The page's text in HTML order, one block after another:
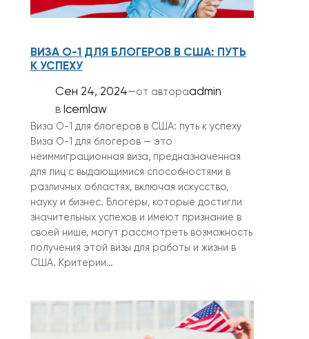
ВИЗА O-1 ДЛЯ БЛОГЕРОВ В США: ПУТЬ
К УСПЕХУ
Сен 24, 2024—от автораadmin
в Icemlaw
Виза О-1 для блогеров в США: путь к успеху
Виза O-1 для блогеров — это
неиммиграционная виза, предназначенная
для лиц с выдающимися способностями в
различных областях, включая искусство,
науку и бизнес. Блогеры, которые достигли
значительных успехов и имеют признание в
своей нише, могут рассмотреть возможность
получения этой визы для работы и жизни в
США. Критерии…